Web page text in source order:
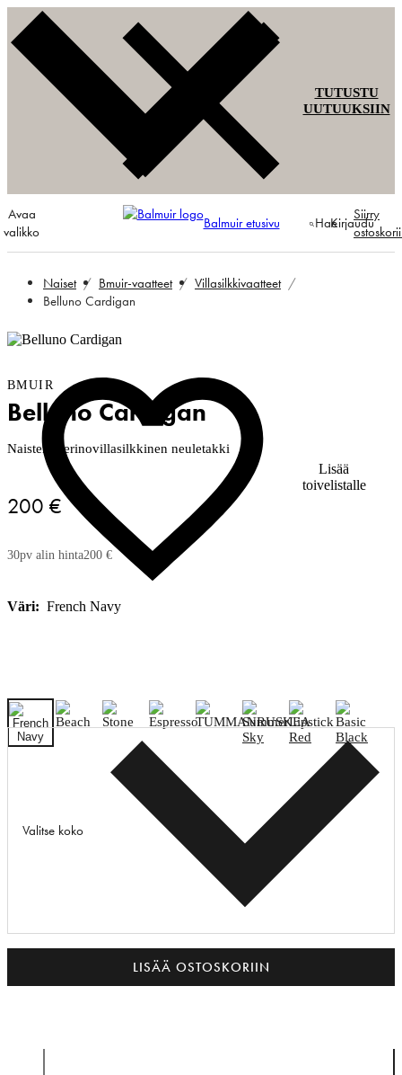
TUTUSTU
UUTUUKSIIN
Avaa
valikko
Balmuir etusivu HaeKirjaudu
Siirry
Naiset Bmuir-vaatteet
Villasilkkivaatteet
Belluno Cardigan
Lisää
toivelistalle
BMUIR
Belluno Cardigan
Naisten merinovillasilkkinen neuletakki
200 €
30pv alin hinta200 €
Väri: French Navy
Valitse koko
LISÄÄ OSTOSKORIIN